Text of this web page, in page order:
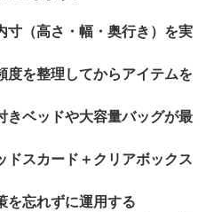
寸（高さ・幅・奥行き）を実
度を整理してからアイテムを
きベッドや大容量バッグが最
ドスカード＋クリアボックス
を忘れずに運用する